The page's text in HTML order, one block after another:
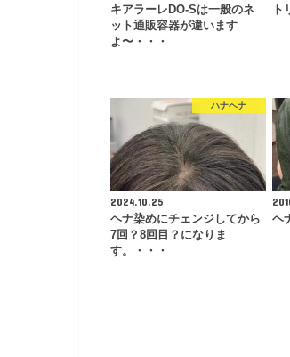
キアラーレDO-Sは一般のネ
ット通販容器が違います
よ〜・・・
ト
ハナヘナ
2024.10.25
ヘナ染めにチェンジしてから
7回？8回目？になりま
す。・・・
ヘ